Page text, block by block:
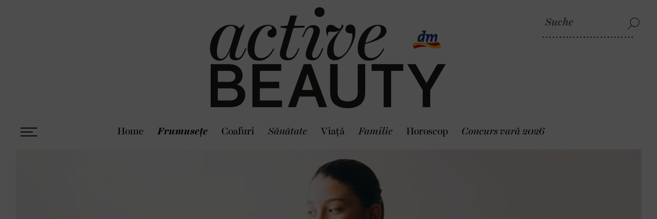
Home Frumusețe Coafuri Sănătate Viaţă Familie Horoscop Concurs vară 2026